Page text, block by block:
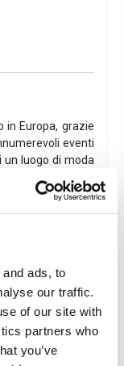
ads, to
our traffic.
of our site with
partners who
you’ve
in Europa, grazie
eventi
un luogo di moda
oltre 90 mila. Il
scivoli, lunghi
gommone più
offrire due giochi
dolce, tra curve e